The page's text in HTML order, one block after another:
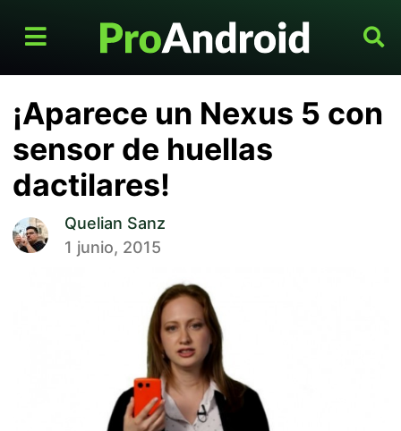
¡Aparece un Nexus 5 con
sensor de huellas
dactilares!
Quelian Sanz
1 junio, 2015